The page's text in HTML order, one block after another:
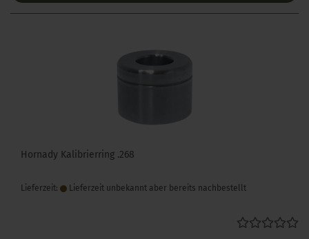
Hornady Kalibrierring .268
Lieferzeit: Lieferzeit unbekannt aber bereits nachbestellt